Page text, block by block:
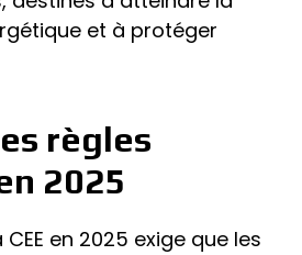
et à protéger
règles
2025
en 2025 exige que les